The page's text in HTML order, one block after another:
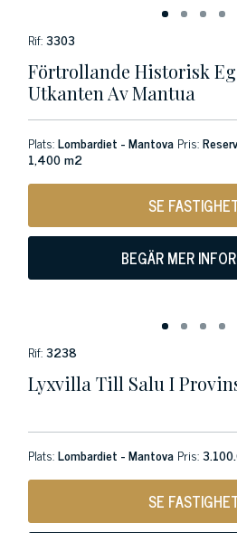
Rif:3303
Förtrollande Historisk
Utkanten Av Mantua
Plats:Lombardiet - Mantova Pris:
1,400 m2
SE
BEGÄR MER
Rif:3238
Lyxvilla Till Salu I
Plats:Lombardiet - Mantova Pris:
SE